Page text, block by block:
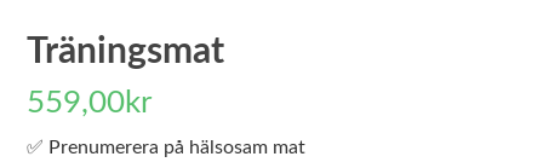
Träningsmat
559,00kr
✅ Prenumerera på hälsosam mat